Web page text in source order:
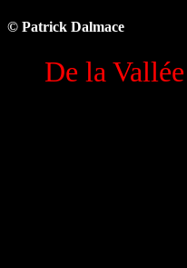
© Patrick Dalmace
De la